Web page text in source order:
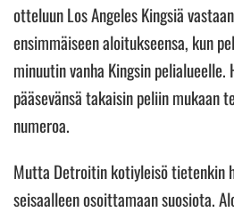
otteluun Los Angeles Kingsiä
ensimmäiseen aloitukseensa, kun
minuutin vanha Kingsin
pääsevänsä takaisin peliin mukaan
numeroa.
Mutta Detroitin kotiyleisö tietenkin
seisaalleen osoittamaan suosiota.